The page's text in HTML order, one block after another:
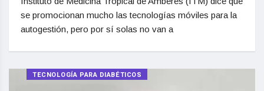
se promocionan mucho las tecnologías móviles para la
autogestión, pero por sí solas no van a
TECNOLOGÍA PARA DIABÉTICOS